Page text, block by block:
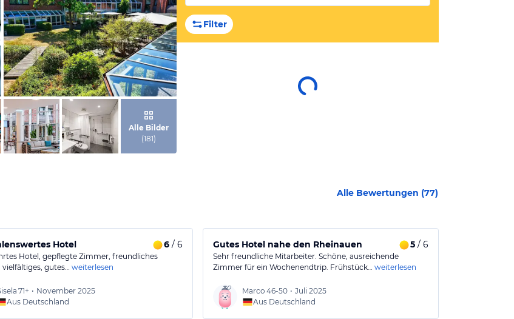
von Expedia
von Expedia
Alle Bilder
(181)
Filter
Alle Bewertungen (77)
Hotel 6/ 6
Hotel, gepflegte Zimmer, freundliches
vielfältiges, gutes… weiterlesen
71+ • November 2025
Aus Deutschland
Gutes Hotel nahe den Rheinauen 5/ 6
Sehr freundliche Mitarbeiter. Schöne, ausreichende
Zimmer für ein Wochenendtrip. Frühstück… weiterlesen
Marco 46-50 • Juli 2025
Aus Deutschland